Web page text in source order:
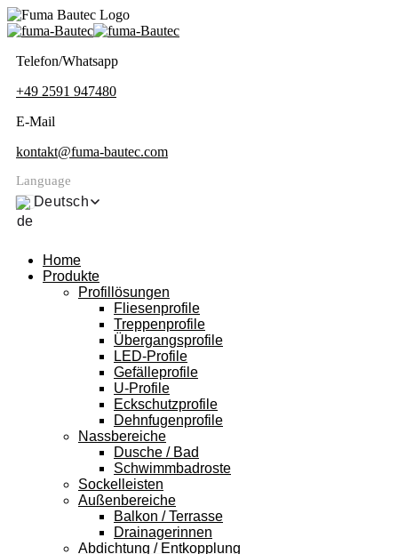
Telefon/Whatsapp
+49 2591 947480
E-Mail
kontakt@fuma-bautec.com
Language
Deutsch
Home
Produkte
Profillösungen
Fliesenprofile
Treppenprofile
Übergangsprofile
LED-Profile
Gefälleprofile
U-Profile
Eckschutzprofile
Dehnfugenprofile
Nassbereiche
Dusche / Bad
Schwimmbadroste
Sockelleisten
Außenbereiche
Balkon / Terrasse
Drainagerinnen
Abdichtung / Entkopplung